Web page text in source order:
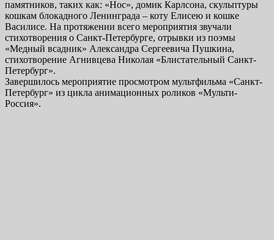
памятников, таких как: «Нос», домик Карлсона, скульптуры
кошкам блокадного Ленинграда – коту Елисею и кошке
Василисе. На протяжении всего мероприятия звучали
стихотворения о Санкт-Петербурге, отрывки из поэмы
«Медный всадник» Александра Сергеевича Пушкина,
стихотворение Агнивцева Николая «Блистательный Санкт-
Петербург».
Завершилось мероприятие просмотром мультфильма «Санкт-
Петербург» из цикла анимационных роликов «Мульти-
Россия».